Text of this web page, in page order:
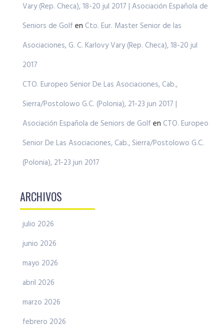
Vary (Rep. Checa), 18-20 jul 2017 | Asociación Española de
Seniors de Golf en Cto. Eur. Master Senior de las
Asociaciones, G. C. Karlovy Vary (Rep. Checa), 18-20 jul
2017
CTO. Europeo Senior De Las Asociaciones, Cab.,
Sierra/Postolowo G.C. (Polonia), 21-23 jun 2017 |
Asociación Española de Seniors de Golf en CTO. Europeo
Senior De Las Asociaciones, Cab., Sierra/Postolowo G.C.
(Polonia), 21-23 jun 2017
ARCHIVOS
julio 2026
junio 2026
mayo 2026
abril 2026
marzo 2026
febrero 2026